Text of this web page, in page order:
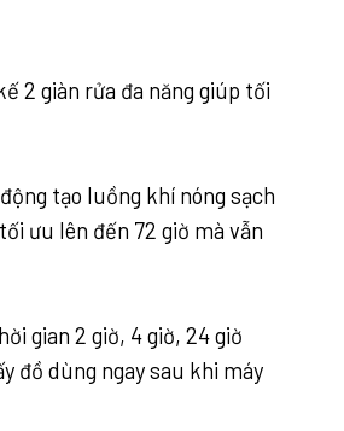
2 giàn rửa đa năng giúp tối
tạo luồng khí nóng sạch
ưu lên đến 72 giờ mà vẫn
gian 2 giờ, 4 giờ, 24 giờ
đồ dùng ngay sau khi máy